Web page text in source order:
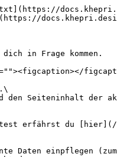
in Frage kommen.
den Seiteninhalt der
erfährst du
Daten einpflegen